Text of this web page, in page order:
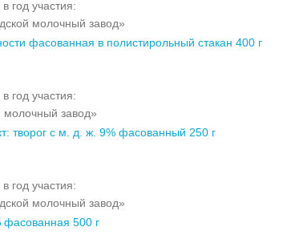
год участия:
молочный завод»
фасованная в полистирольный стакан 400 г
год участия:
молочный завод»
творог с м. д. ж. 9% фасованный 250 г
год участия:
молочный завод»
500 г